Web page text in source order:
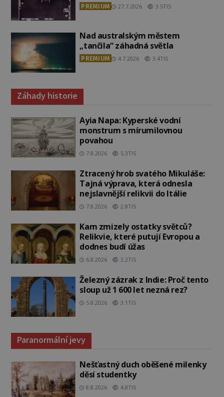
PREMIUM 27.7.2026 3.5TIS
Nad australským městem
„tančila“ záhadná světla
PREMIUM 4.7.2026 3.4TIS
Záhady historie
Ayia Napa: Kyperské vodní
monstrum s mírumilovnou
povahou
7.8.2026 5.3TIS
Ztracený hrob svatého Mikuláše:
Tajná výprava, která odnesla
nejslavnější relikvii do Itálie
7.8.2026 2.8TIS
Kam zmizely ostatky světců?
Relikvie, které putují Evropou a
dodnes budí úžas
6.8.2026 3.2TIS
Železný zázrak z Indie: Proč tento
sloup už 1 600 let nezná rez?
5.8.2026 3.1TIS
Paranormální jevy
Nešťastný duch oběšené milenky
děsí studentky
8.8.2026 4.8TIS